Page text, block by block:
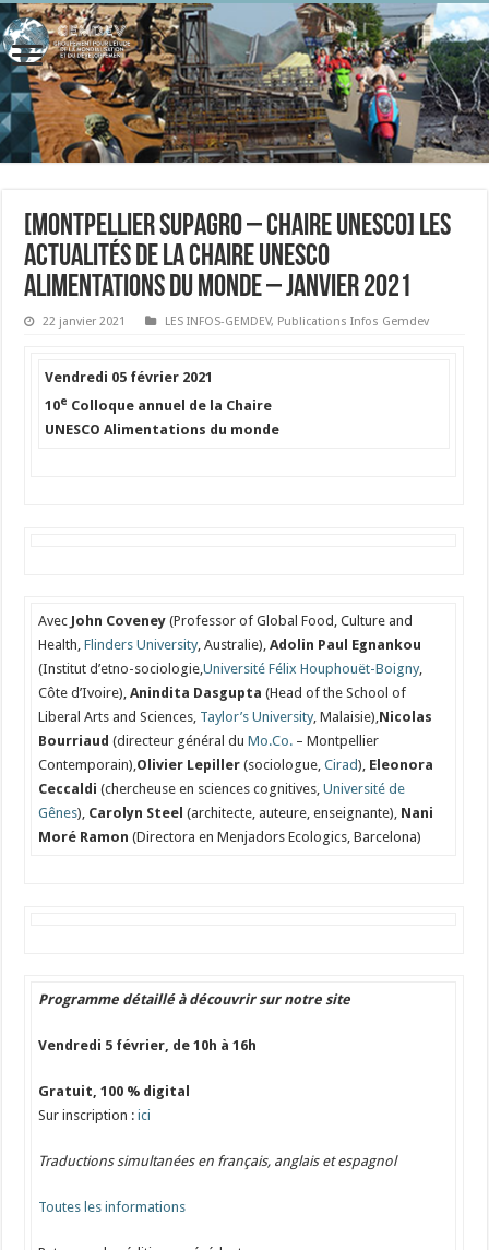
[Montpellier SupAgro – Chaire UNESCO] Les
actualités de la Chaire Unesco
Alimentations du monde – Janvier 2021
22 janvier 2021 LES INFOS-GEMDEV, Publications Infos Gemdev
Vendredi 05 février 2021
10e Colloque annuel de la Chaire
UNESCO Alimentations du monde
Avec John Coveney(Professor of Global Food, Culture and
Health, Flinders University, Australie), Adolin Paul Egnankou
(Institut d’etno-sociologie,Université Félix Houphouët-Boigny,
Côte d’Ivoire), Anindita Dasgupta (Head of the School of
Liberal Arts and Sciences, Taylor’s University, Malaisie),Nicolas
Bourriaud (directeur général du Mo.Co.– Montpellier
Contemporain),Olivier Lepiller(sociologue, Cirad), Eleonora
Ceccaldi (chercheuse en sciences cognitives, Université de
Gênes),Carolyn Steel (architecte, auteure, enseignante), Nani
Moré Ramon (Directora en Menjadors Ecologics, Barcelona)
Programme détaillé à découvrir sur notre site
Vendredi 5 février, de 10h à 16h
Gratuit, 100 % digital
Sur inscription : ici
Traductions simultanées en français, anglais et espagnol
Toutes les informations